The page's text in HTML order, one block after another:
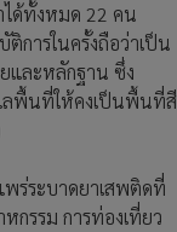
ด้ทั้งหมด 22 คน
การในครั้งถือว่าเป็น
และหลักฐาน ซึ่ง
ลพื้นที่ให้คงเป็นพื้นที่สี
ร่ระบาดยาเสพติดที่
กรรม การท่องเที่ยว